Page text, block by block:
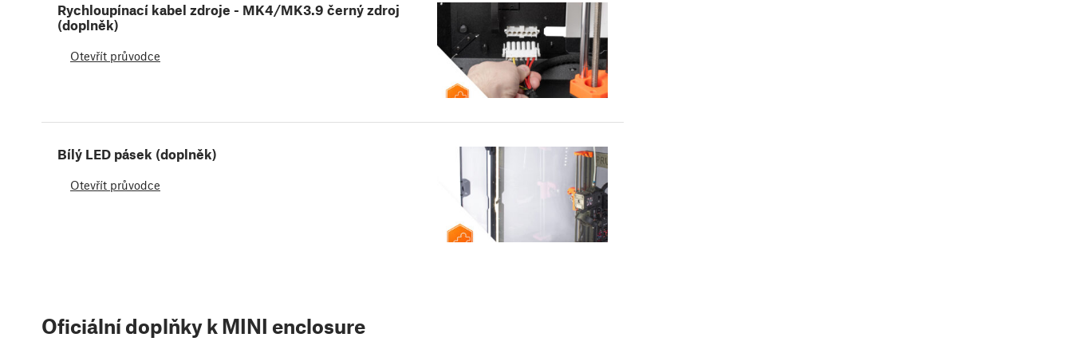
Rychloupínací kabel zdroje - MK4/MK3.9 černý zdroj
(doplněk)
Otevřít průvodce
Bílý LED pásek (doplněk)
Otevřít průvodce
Oficiální doplňky k MINI enclosure